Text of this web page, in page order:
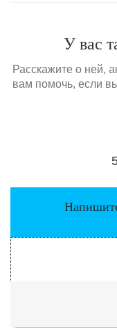
У вас
Расскажите о ней,
вам помочь, если